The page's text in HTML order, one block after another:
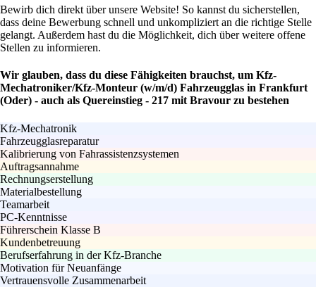
Bewirb dich direkt über unsere Website! So kannst du sicherstellen,
dass deine Bewerbung schnell und unkompliziert an die richtige Stelle
gelangt. Außerdem hast du die Möglichkeit, dich über weitere offene
Stellen zu informieren.
Wir glauben, dass du diese Fähigkeiten brauchst, um Kfz-
Mechatroniker/Kfz-Monteur (w/m/d) Fahrzeugglas in Frankfurt
(Oder) - auch als Quereinstieg - 217 mit Bravour zu bestehen
Kfz-Mechatronik
Fahrzeugglasreparatur
Kalibrierung von Fahrassistenzsystemen
Auftragsannahme
Rechnungserstellung
Materialbestellung
Teamarbeit
PC-Kenntnisse
Führerschein Klasse B
Kundenbetreuung
Berufserfahrung in der Kfz-Branche
Motivation für Neuanfänge
Vertrauensvolle Zusammenarbeit